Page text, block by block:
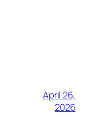
April 26,
2026